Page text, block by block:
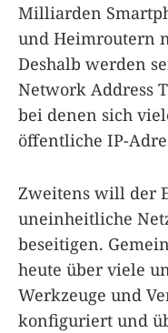
Milliarden
und Heimroutern
Deshalb werden
Network Address
bei denen sich
öffentliche IP-
Zweitens will der
uneinheitliche
beseitigen.
heute über viele
Werkzeuge und
konfiguriert und